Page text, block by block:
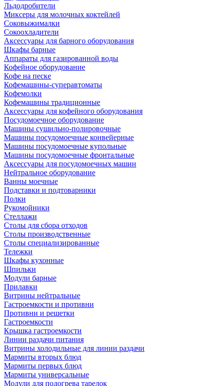
Льдодробители
Миксеры для молочных коктейлей
Соковыжималки
Сокоохладители
Аксессуары для барного оборудования
Шкафы барные
Аппараты для газированной воды
Кофейное оборудование
Кофе на песке
Кофемашины-суперавтоматы
Кофемолки
Кофемашины традиционные
Аксессуары для кофейного оборудования
Посудомоечное оборудование
Машины сушильно-полировочные
Машины посудомоечные конвейерные
Машины посудомоечные купольные
Машины посудомоечные фронтальные
Аксессуары для посудомоечных машин
Нейтральное оборудование
Ванны моечные
Подставки и подтоварники
Полки
Рукомойники
Стеллажи
Столы для сбора отходов
Столы производственные
Столы специализированные
Тележки
Шкафы кухонные
Шпильки
Модули барные
Прилавки
Витрины нейтральные
Гастроемкости и противни
Противни и решетки
Гастроемкости
Крышка гастроемкости
Линии раздачи питания
Витрины холодильные для линии раздачи
Мармиты вторых блюд
Мармиты первых блюд
Мармиты универсальные
Модули для подогрева тарелок